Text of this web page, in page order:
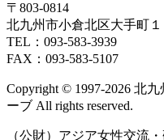
プ
相
談
〒803‐0814
北九州市小倉北区大手町
TEL：093‐583‐3939
FAX：093‐583‐5107
Copyright © 1997‐2026 北
ーブ All rights reserved.
（公財）アジア女性交流